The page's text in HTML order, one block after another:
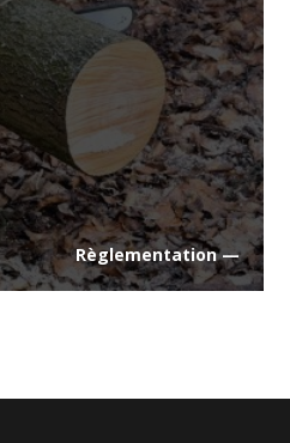
Règlementation —